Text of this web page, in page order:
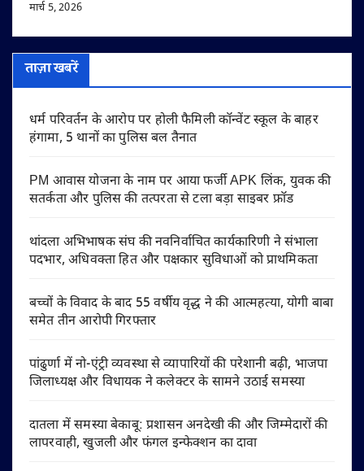
मार्च 5, 2026
ताज़ा खबरें
धर्म परिवर्तन के आरोप पर होली फैमिली कॉन्वेंट स्कूल के बाहर
हंगामा, 5 थानों का पुलिस बल तैनात
PM आवास योजना के नाम पर आया फर्जी APK लिंक, युवक की
सतर्कता और पुलिस की तत्परता से टला बड़ा साइबर फ्रॉड
थांदला अभिभाषक संघ की नवनिर्वाचित कार्यकारिणी ने संभाला
पदभार, अधिवक्ता हित और पक्षकार सुविधाओं को प्राथमिकता
बच्चों के विवाद के बाद 55 वर्षीय वृद्ध ने की आत्महत्या, योगी बाबा
समेत तीन आरोपी गिरफ्तार
पांढुर्णा में नो-एंट्री व्यवस्था से व्यापारियों की परेशानी बढ़ी, भाजपा
जिलाध्यक्ष और विधायक ने कलेक्टर के सामने उठाई समस्या
दातला में समस्या बेकाबू: प्रशासन अनदेखी की और जिम्मेदारों की
लापरवाही, खुजली और फंगल इन्फेक्शन का दावा